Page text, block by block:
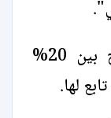
وزارة الزراعة: تخفيضات تتراوح بين 20%